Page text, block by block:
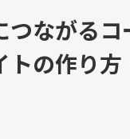
つながるコ
トの作り